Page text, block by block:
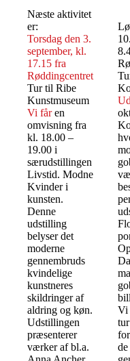
Næste aktivitet
er:
Torsdag den 3.
september, kl.
17.15 fra
Røddingcentret
Tur til Ribe
Kunstmuseum
Vi fåren
omvisning fra
kl. 18.00 –
19.00 i
særudstillingen
Livstid. Modne
Kvinder i
kunsten.
Denne
udstilling
belyser det
moderne
gennembruds
kvindelige
kunstneres
skildringer af
aldring og køn.
Udstillingen
præsenterer
værker af bl.a.
Vi